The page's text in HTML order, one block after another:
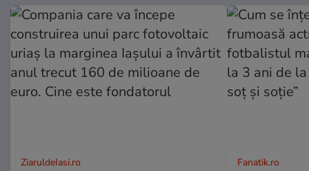
ZiaruldeIasi.ro Fanatik.ro